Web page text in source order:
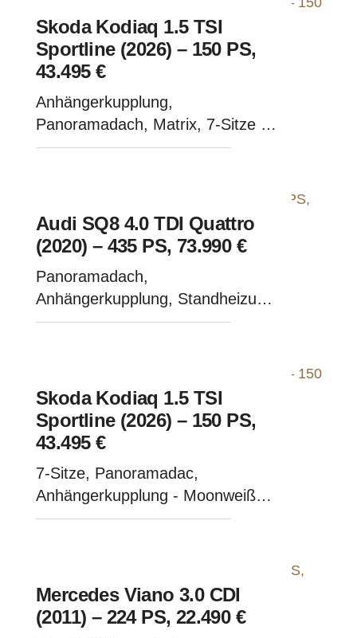
Skoda Kodiaq 1.5 TSI
Sportline (2026) – 150 PS,
43.495 €
Anhängerkupplung,
Panoramadach, Matrix, 7-Sitze -
Black Magic Metallic
Audi SQ8 4.0 TDI Quattro
(2020) – 435 PS, 73.990 €
Panoramadach,
Anhängerkupplung, Standheizung,
Leder, Matrix - Orcaschwarz
Skoda Kodiaq 1.5 TSI
Sportline (2026) – 150 PS,
43.495 €
7-Sitze, Panoramadac,
Anhängerkupplung - Moonweiß
Metallic
Mercedes Viano 3.0 CDI
(2011) – 224 PS, 22.490 €